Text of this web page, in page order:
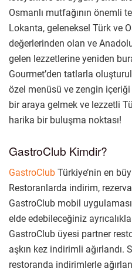
Osmanlı mutfağının önemli
Lokanta, geleneksel Türk ve
değerlerinden olan ve
gelen lezzetlerine yeniden
Gourmet’den tatlarla
özel menüsü ve zengin
bir araya gelmek ve lezzetli
harika bir buluşma noktası!
GastroClub Kimdir?
GastroClub Türkiye’nin en
Restoranlarda indirim,
GastroClub mobil
elde edebileceğiniz
GastroClub üyesi partner
aşkın kez indirimli ağırlandı.
restoranda indirimlerle